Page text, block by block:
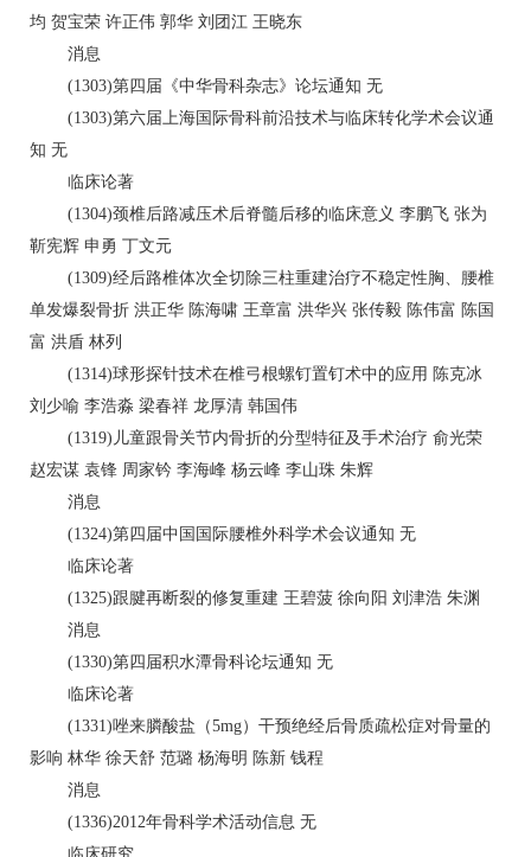
均 贺宝荣 许正伟 郭华 刘团江 王晓东
消息
(1303)第四届《中华骨科杂志》论坛通知 无
(1303)第六届上海国际骨科前沿技术与临床转化学术会议通
知 无
临床论著
(1304)颈椎后路减压术后脊髓后移的临床意义 李鹏飞 张为
靳宪辉 申勇 丁文元
(1309)经后路椎体次全切除三柱重建治疗不稳定性胸、腰椎
单发爆裂骨折 洪正华 陈海啸 王章富 洪华兴 张传毅 陈伟富 陈国
富 洪盾 林列
(1314)球形探针技术在椎弓根螺钉置钉术中的应用 陈克冰
刘少喻 李浩淼 梁春祥 龙厚清 韩国伟
(1319)儿童跟骨关节内骨折的分型特征及手术治疗 俞光荣
赵宏谋 袁锋 周家钤 李海峰 杨云峰 李山珠 朱辉
消息
(1324)第四届中国国际腰椎外科学术会议通知 无
临床论著
(1325)跟腱再断裂的修复重建 王碧菠 徐向阳 刘津浩 朱渊
消息
(1330)第四届积水潭骨科论坛通知 无
临床论著
(1331)唑来膦酸盐（5mg）干预绝经后骨质疏松症对骨量的
影响 林华 徐天舒 范璐 杨海明 陈新 钱程
消息
(1336)2012年骨科学术活动信息 无